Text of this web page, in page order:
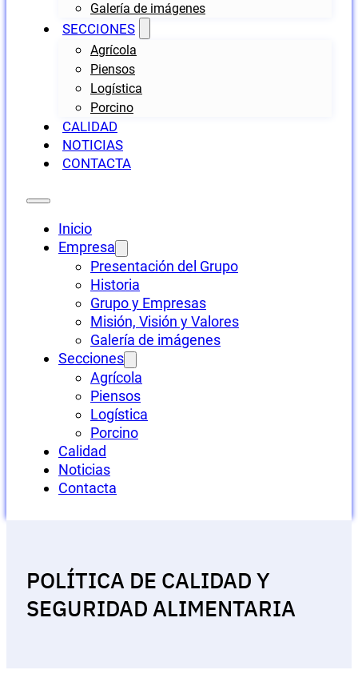
Galería de imágenes
SECCIONES
Agrícola
Piensos
Logística
Porcino
CALIDAD
NOTICIAS
CONTACTA
Inicio
Empresa
Presentación del Grupo
Historia
Grupo y Empresas
Misión, Visión y Valores
Galería de imágenes
Secciones
Agrícola
Piensos
Logística
Porcino
Calidad
Noticias
Contacta
POLÍTICA DE CALIDAD Y
SEGURIDAD ALIMENTARIA